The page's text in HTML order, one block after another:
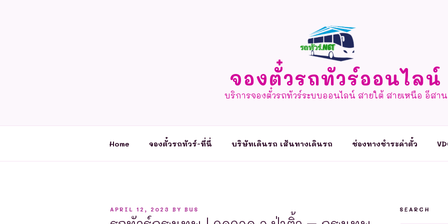
จองตั๋วรถทัวร์ออนไลน์
บริการจองตั๋วรถทัวร์ระบบออนไลน์ สายใต้ สายเหนือ อีสาน
Home จองตั๋วรถทัวร์-ที่นี่ บริษัทเดินรถ เส้นทางเดินรถ ช่องทางชำระค่าตั๋ว
POSTED
APRIL 12, 2023 BY BUS SEARCH